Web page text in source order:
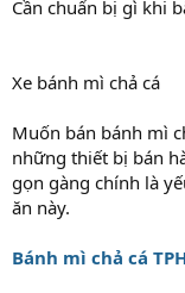
Cần chuẩn bị gì khi
Xe bánh mì chả cá
Muốn bán bánh mì
những thiết bị bán
gọn gàng chính là
ăn này.
Bánh mì chả cá